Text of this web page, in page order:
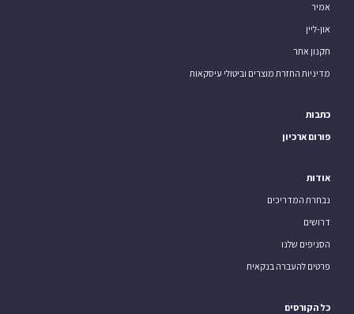
אמיר
און-ליין
תקנון אתר
מדיניות החזרת מוצרים וביטולי עיסקאות
כתבות
פורום ארכיון
אודות
נבחרת המדריכים
דרושים
הסניפים שלנו
פרטים להעברה בנקאית
כל הקורסים